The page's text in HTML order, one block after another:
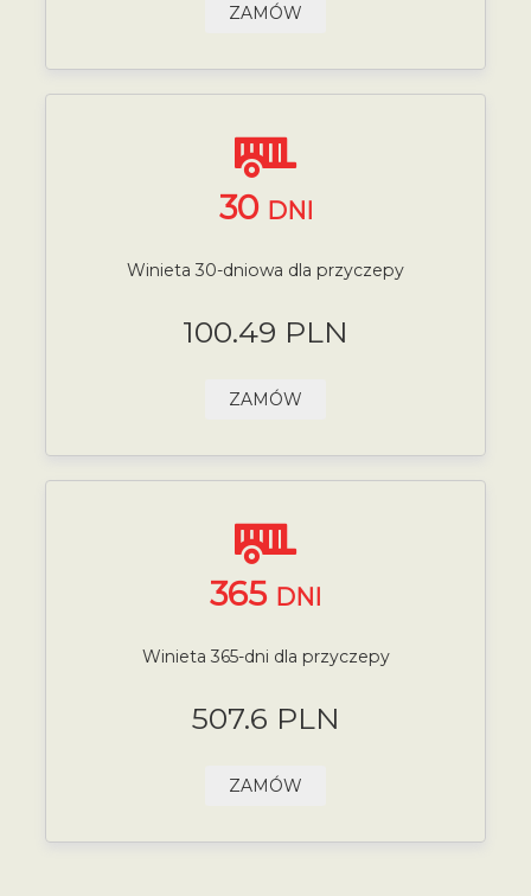
ZAMÓW
30 DNI
Winieta 30-dniowa dla przyczepy
100.49 PLN
ZAMÓW
365 DNI
Winieta 365-dni dla przyczepy
507.6 PLN
ZAMÓW